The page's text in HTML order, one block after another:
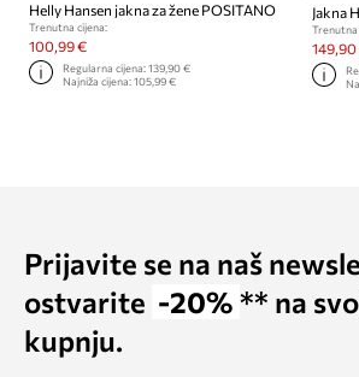
Helly Hansen jakna za žene POSITANO
Trenutna cijena:
100,99 €
Regularna cijena:139,90 €
Najniža cijena:105,99 €
Jakna
Trenutna
Prijavite se na naš
ostvarite -20% ** na
kupnju.